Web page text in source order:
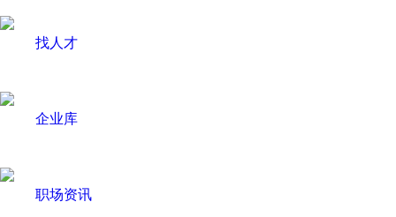
找人才
企业库
职场资讯